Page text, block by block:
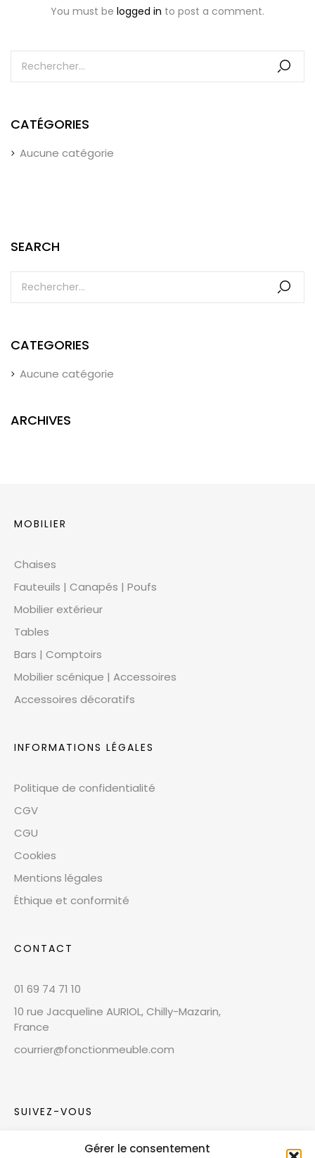
Gérer le consentement
CATÉGORIES
Aucune catégorie
SEARCH
CATEGORIES
Aucune catégorie
ARCHIVES
You must be logged in to post a comment.
MOBILIER
Chaises
Fauteuils | Canapés | Poufs
Mobilier extérieur
Tables
Bars | Comptoirs
Mobilier scénique | Accessoires
Accessoires décoratifs
INFORMATIONS LÉGALES
Politique de confidentialité
CGV
CGU
Cookies
Mentions légales
Éthique et conformité
CONTACT
01 69 74 71 10
10 rue Jacqueline AURIOL, Chilly-Mazarin,
France
courrier@fonctionmeuble.com
SUIVEZ-VOUS